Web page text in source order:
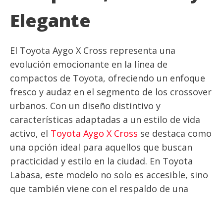
Elegante
El Toyota Aygo X Cross representa una
evolución emocionante en la línea de
compactos de Toyota, ofreciendo un enfoque
fresco y audaz en el segmento de los crossover
urbanos. Con un diseño distintivo y
características adaptadas a un estilo de vida
activo, el Toyota Aygo X Cross se destaca como
una opción ideal para aquellos que buscan
practicidad y estilo en la ciudad. En Toyota
Labasa, este modelo no solo es accesible, sino
que también viene con el respaldo de una